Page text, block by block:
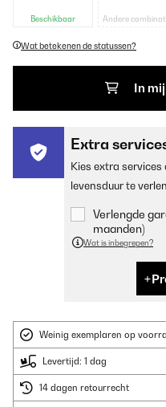
Beschikbaar Andere
Wat betekenen de statussen?
In
Extra
Kies extra
levensduur te
Verlengde
maanden)
Wat is inbegrepen?
Weinig exemplaren op
Levertijd: 1 dag
14 dagen retourrecht